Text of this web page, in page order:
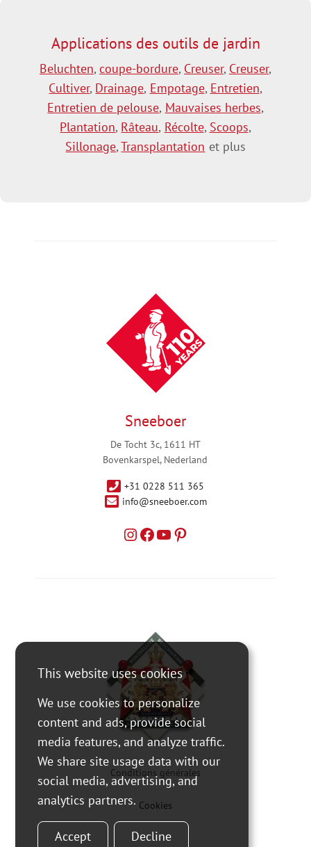
Applications des outils de jardin
Beluchten, coupe-bordure, Creuser, Creuser,
Cultiver, Drainage, Empotage, Entretien,
Entretien de pelouse, Mauvaises herbes,
Plantation, Râteau, Récolte, Scoops,
Sillonage,Transplantation et plus
Sneeboer
De Tocht 3c, 1611 HT
Bovenkarspel, Nederland
+31 0228 511 365
info@sneeboer.com
Conditions générales
Cookies
This website uses cookies
We use cookies to personalize
content and ads, provide social
media features, and analyze traffic.
We share site usage data with our
social media, advertising, and
analytics partners.
Accept Decline